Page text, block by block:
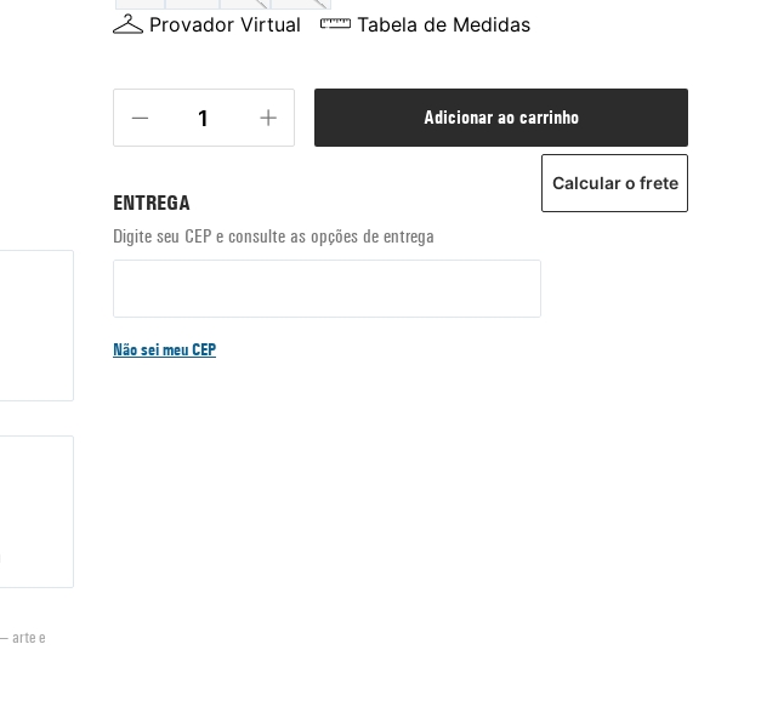
arte e
Provador Virtual Tabela de Medidas
adicionar ao carrinho
Não sei meu CEP
Calcular o frete